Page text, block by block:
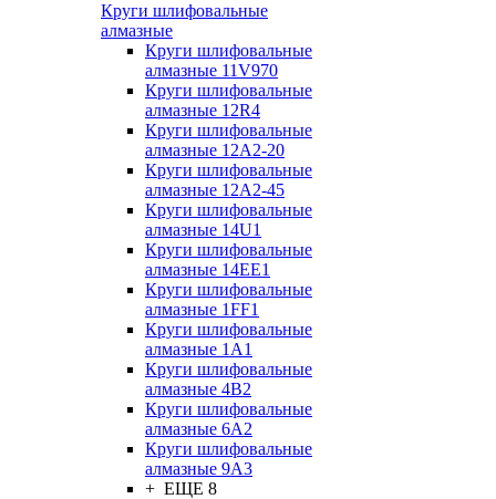
Круги шлифовальные
алмазные
Круги шлифовальные
алмазные 11V970
Круги шлифовальные
алмазные 12R4
Круги шлифовальные
алмазные 12А2-20
Круги шлифовальные
алмазные 12А2-45
Круги шлифовальные
алмазные 14U1
Круги шлифовальные
алмазные 14ЕЕ1
Круги шлифовальные
алмазные 1FF1
Круги шлифовальные
алмазные 1А1
Круги шлифовальные
алмазные 4В2
Круги шлифовальные
алмазные 6A2
Круги шлифовальные
алмазные 9А3
+ ЕЩЕ 8